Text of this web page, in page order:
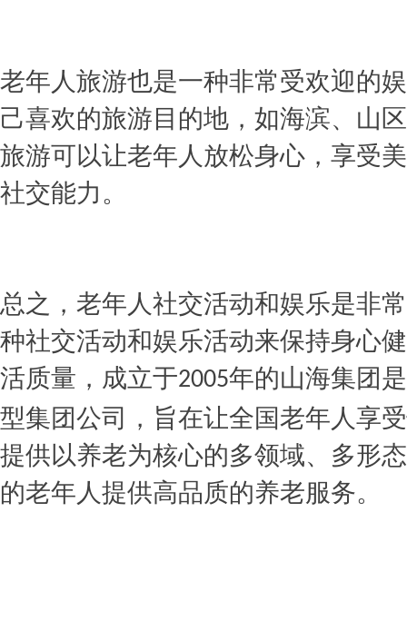
老年人旅游也是一种非常受欢迎的
己喜欢的旅游目的地，如海滨、山
旅游可以让老年人放松身心，享受
社交能力。
总之，老年人社交活动和娱乐是非
种社交活动和娱乐活动来保持身心
活质量 ，成立于2005年的山海集团
型集团公司，旨在让全国老年人享
提供以养老为核心的多领域、多形
的老年人提供高品质的养老服务。